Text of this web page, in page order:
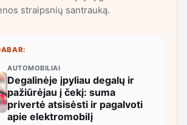
straipsnių santrauką.
AUTOMOBILIAI
Degalinėje įpyliau degalų ir
pažiūrėjau į čekį: suma
privertė atsisėsti ir pagalvoti
apie elektromobilį